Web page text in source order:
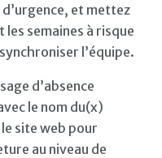
et mettez
semaines à risque
l’équipe.
d’absence
le nom du(x)
site web pour
au niveau de